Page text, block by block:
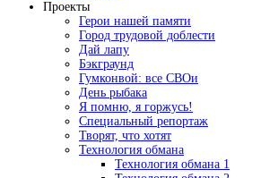
Проекты
Герои нашей памяти
Город трудовой доблести
Дай лапу
Бэкграунд
Гумконвой: все СВОи
День рыбака
Я помню, я горжусь!
Специальный репортаж
Творят, что хотят
Технология обмана
Технология обмана 1